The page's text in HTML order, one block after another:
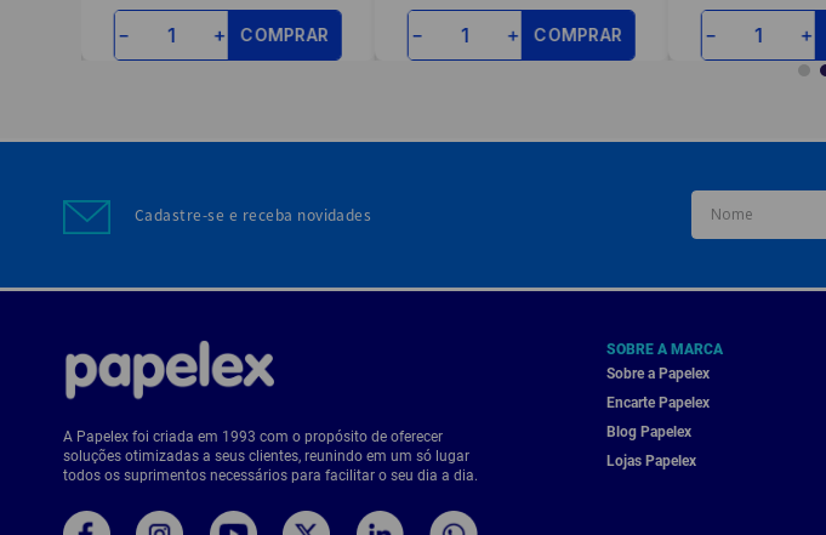
＋
－ COMPRAR ＋
－ COMPRAR ＋
－
Cadastre-se e receba novidades
A Papelex foi criada em 1993 com o propósito de oferecer
soluções otimizadas a seus clientes, reunindo em um só lugar
todos os suprimentos necessários para facilitar o seu dia a dia.
SOBRE A MARCA
Sobre a Papelex
Encarte Papelex
Blog Papelex
Lojas Papelex